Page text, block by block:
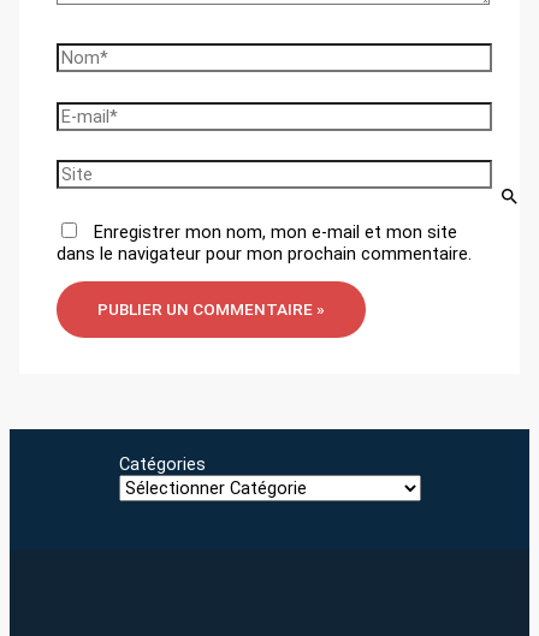
Nom*
E-
mail*
Site
Enregistrer mon nom, mon e-mail et mon site
dans le navigateur pour mon prochain commentaire.
Catégories